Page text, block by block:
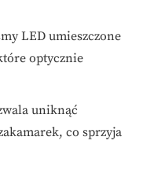
LED umieszczone
optycznie
uniknąć
co sprzyja